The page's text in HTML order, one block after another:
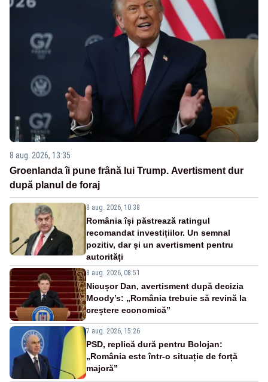
8 aug. 2026, 13:35
Groenlanda îi pune frână lui Trump. Avertisment dur
după planul de foraj
8 aug. 2026, 10:38
România își păstrează ratingul
recomandat investițiilor. Un semnal
pozitiv, dar și un avertisment pentru
autorități
8 aug. 2026, 08:51
Nicușor Dan, avertisment după decizia
Moody’s: „România trebuie să revină la
creștere economică”
7 aug. 2026, 15:26
PSD, replică dură pentru Bolojan:
„România este într-o situație de forță
majoră”